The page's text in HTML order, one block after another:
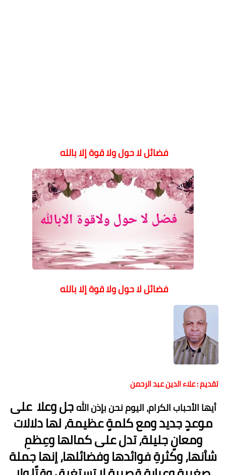
فضائل لا حول ولا قوة إلا بالله
فضائل لا حول ولا قوة إلا بالله
تقديم : علاء الدين عبد الرحمن
أيها الأحباب الكرام، اليوم نحن بإذن اللهجل وعلا على
موعدٍ جديد ومع كلمةٍ عظيمة، لها دلالات
ومعانٍ جليلة، تدل على كمالها وعِظمِ
شأنها، وكثرةِ فوائدها وفضائلها، إنها جملة